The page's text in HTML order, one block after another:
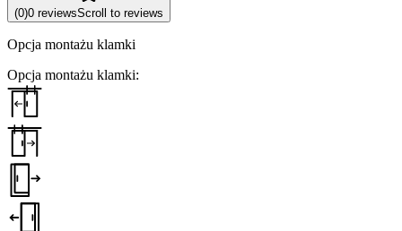
(0)0 reviewsScroll to reviews
Opcja montażu klamki
Opcja montażu klamki: